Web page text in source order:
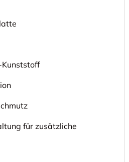
für zusätzliche